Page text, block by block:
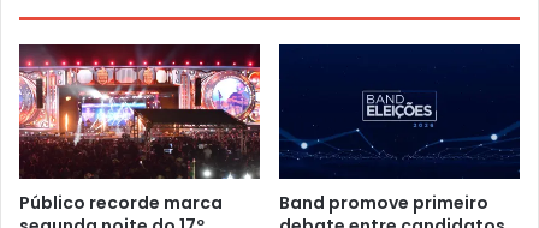
Público recorde marca
Band promove primeiro